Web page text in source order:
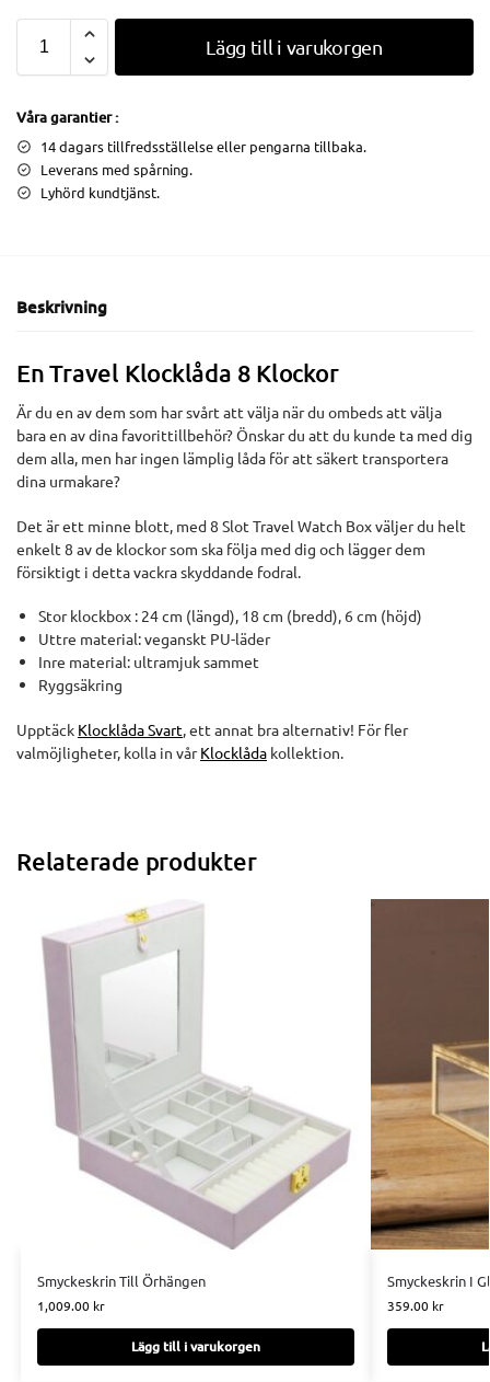
Lägg till i varukorgen
Våra garantier :
14 dagars tillfredsställelse eller pengarna tillbaka.
Leverans med spårning.
Lyhörd kundtjänst.
Beskrivning
En Travel Klocklåda 8 Klockor
Är du en av dem som har svårt att välja när du ombeds att välja
bara en av dina favorittillbehör? Önskar du att du kunde ta med dig
dem alla, men har ingen lämplig låda för att säkert transportera
dina urmakare?
Det är ett minne blott, med 8 Slot Travel Watch Box väljer du helt
enkelt 8 av de klockor som ska följa med dig och lägger dem
försiktigt i detta vackra skyddande fodral.
Stor klockbox : 24 cm (längd), 18 cm (bredd), 6 cm (höjd)
Uttre material: veganskt PU-läder
Inre material: ultramjuk sammet
Ryggsäkring
Upptäck Klocklåda Svart, ett annat bra alternativ! För fler
valmöjligheter, kolla in vårKlocklåda kollektion.
Relaterade produkter
Smyckeskrin Till Örhängen
1,009.00 kr
Lägg till i varukorgen
Smyckeskrin I
359.00 kr